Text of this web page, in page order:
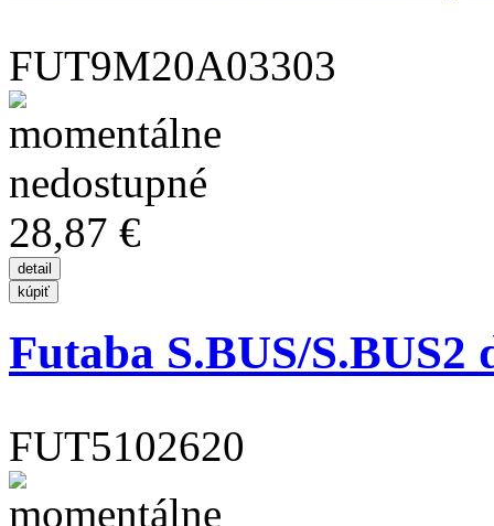
FUT9M20A03303
28,87 €
Futaba S.BUS/S.BUS2
FUT5102620